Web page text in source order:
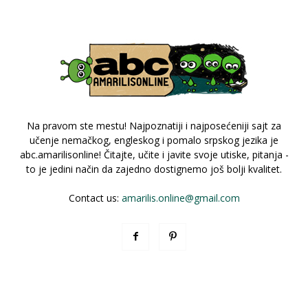
Na pravom ste mestu! Najpoznatiji i najposećeniji sajt za
učenje nemačkog, engleskog i pomalo srpskog jezika je
abc.amarilisonline! Čitajte, učite i javite svoje utiske, pitanja -
to je jedini način da zajedno dostignemo još bolji kvalitet.
Contact us: amarilis.online@gmail.com